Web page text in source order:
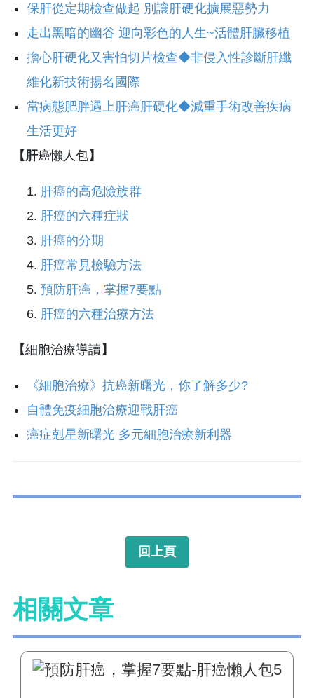
保肝從定期檢查做起 別讓肝硬化擴展惡勢力
走出黑暗的幽谷 迎向彩色的人生~活體肝臟移植
擔心肝硬化又害怕切片檢查◆非侵入性診斷肝纖
維化新技術揚名國際
當病態肥胖遇上肝癌肝硬化◆減重手術改善疾病
生活更好
【肝癌懶人包】
肝癌的高危險族群
肝癌的六種症狀
肝癌的分期
肝癌常見檢驗方法
預防肝癌，掌握7要點
肝癌的六種治療方法
【細胞治療導讀】
《細胞治療》抗癌新曙光，你了解多少?
自體免疫細胞治療迎戰肝癌
癌症剋星新曙光 多元細胞治療新利器
回上頁
相關文章